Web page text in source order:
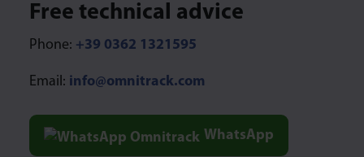
Free technical advice
Phone: +39 0362 1321595
Email: info@omnitrack.com
WhatsApp